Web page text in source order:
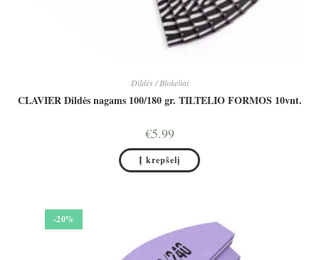
Dildės / Blokeliai
CLAVIER Dildės nagams 100/180 gr. TILTELIO FORMOS 10vnt.
€5.99
Į krepšelį
-20%